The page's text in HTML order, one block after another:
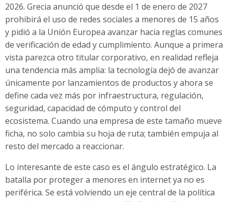
2026. Grecia anunció que desde el 1 de enero de 2027
prohibirá el uso de redes sociales a menores de 15 años
y pidió a la Unión Europea avanzar hacia reglas comunes
de verificación de edad y cumplimiento. Aunque a primera
vista parezca otro titular corporativo, en realidad refleja
una tendencia más amplia: la tecnología dejó de avanzar
únicamente por lanzamientos de productos y ahora se
define cada vez más por infraestructura, regulación,
seguridad, capacidad de cómputo y control del
ecosistema. Cuando una empresa de este tamaño mueve
ficha, no solo cambia su hoja de ruta; también empuja al
resto del mercado a reaccionar.
Lo interesante de este caso es el ángulo estratégico. La
batalla por proteger a menores en internet ya no es
periférica. Se está volviendo un eje central de la política